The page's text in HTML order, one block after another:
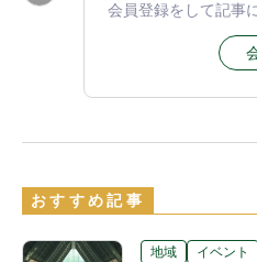
会員登録をして記事
おすすめ記事
地域 イベント